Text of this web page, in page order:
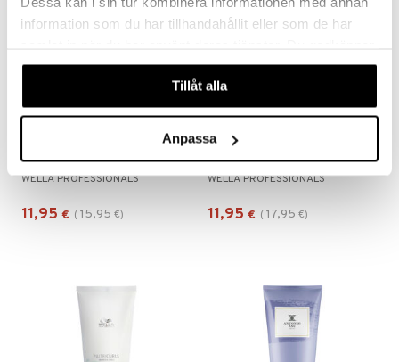
information som du har tillhandahållit eller som de har
våra cookies vid fortsatt användande av vår webbplats.
Tillåt alla
Anpassa
INVIGO SUN After Sun Express Conditioner
WELLA PROFESSIONALS
11,95 € ( 15,95 €)
INVIGO Nutri Enrich Conditioner - Deep Nourishing
WELLA PROFESSIONALS
11,95 € ( 17,95 €)